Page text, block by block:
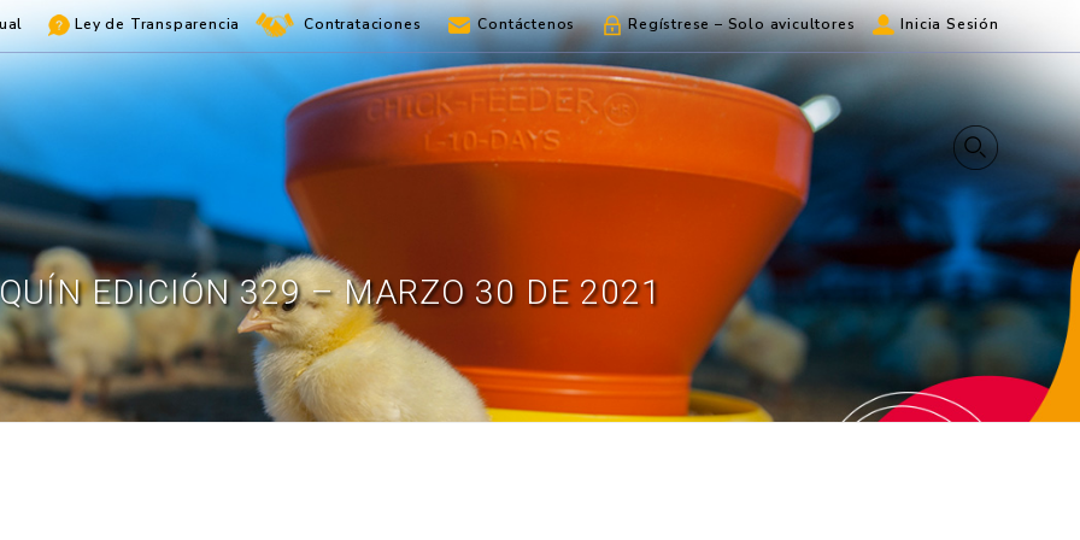
Ley de Transparencia Contrataciones Contáctenos Regístrese – Solo avicultores Inicia Sesión
EDICIÓN 329 – MARZO 30 DE 2021